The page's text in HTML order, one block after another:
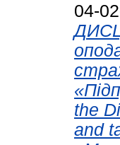
04-
the
and